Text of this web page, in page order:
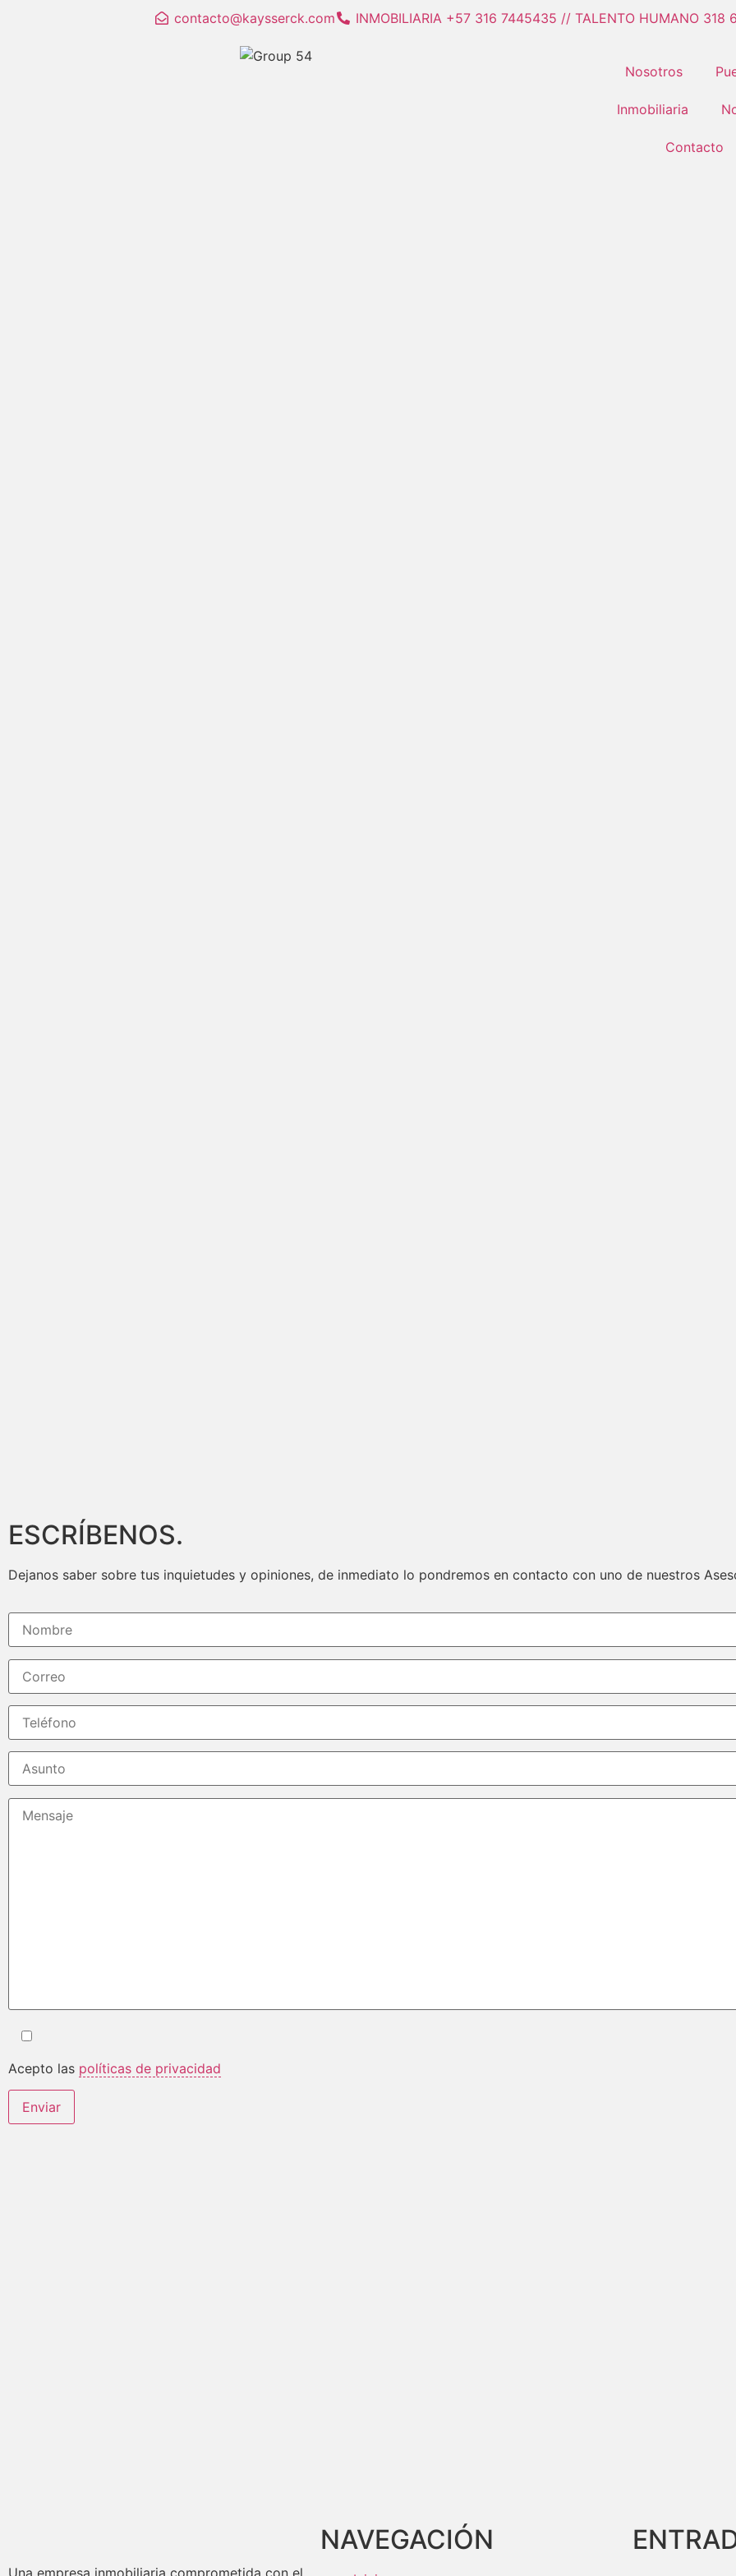
contacto@kaysserck.com INMOBILIARIA +57 316 7445435 // TALENTO HUMANO 318
Nosotros
Inmobiliaria
Contacto
ESCRÍBENOS.
Dejanos saber sobre tus inquietudes y opiniones, de inmediato lo pondremos en contacto con uno de nuestros
Acepto las políticas de privacidad
NAVEGACIÓN